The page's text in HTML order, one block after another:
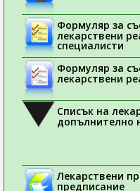
Формуляр за
лекарствени
специалисти
Формуляр за
лекарствени
Списък на
допълнително
Лекарствени
предписание